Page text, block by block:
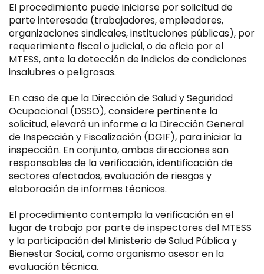
El procedimiento puede iniciarse por solicitud de
parte interesada (trabajadores, empleadores,
organizaciones sindicales, instituciones públicas), por
requerimiento fiscal o judicial, o de oficio por el
MTESS, ante la detección de indicios de condiciones
insalubres o peligrosas.
En caso de que la Dirección de Salud y Seguridad
Ocupacional (DSSO), considere pertinente la
solicitud, elevará un informe a la Dirección General
de Inspección y Fiscalización (DGIF), para iniciar la
inspección. En conjunto, ambas direcciones son
responsables de la verificación, identificación de
sectores afectados, evaluación de riesgos y
elaboración de informes técnicos.
El procedimiento contempla la verificación en el
lugar de trabajo por parte de inspectores del MTESS
y la participación del Ministerio de Salud Pública y
Bienestar Social, como organismo asesor en la
evaluación técnica.